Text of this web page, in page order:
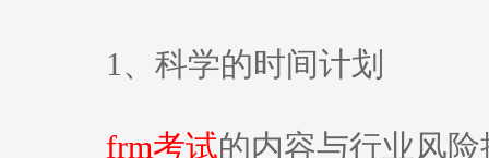
1、科学的时间计划
frm考试的内容与行业风